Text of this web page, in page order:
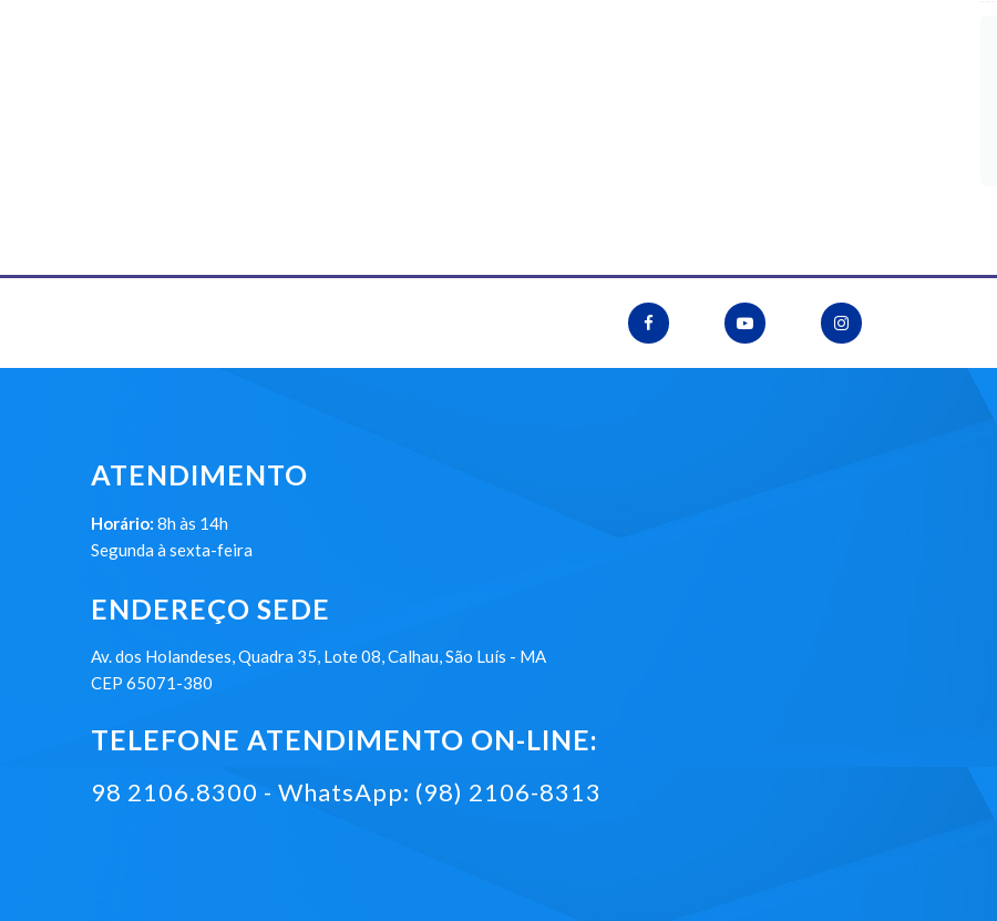
ATENDIMENTO
Horário: 8h às 14h
Segunda à sexta-feira
ENDEREÇO SEDE
Av. dos Holandeses, Quadra 35, Lote 08, Calhau, São Luís - MA
CEP 65071-380
TELEFONE ATENDIMENTO ON-LINE:
98 2106.8300 - WhatsApp: (98) 2106-8313